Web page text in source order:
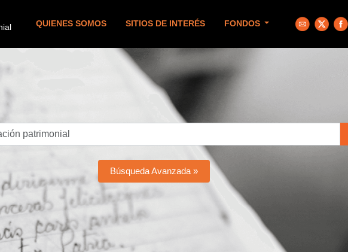
QUIENES SOMOS SITIOS DE INTERÉS FONDOS
Búsqueda Avanzada »